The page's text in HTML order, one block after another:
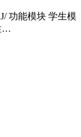
功能模块 学生模
…